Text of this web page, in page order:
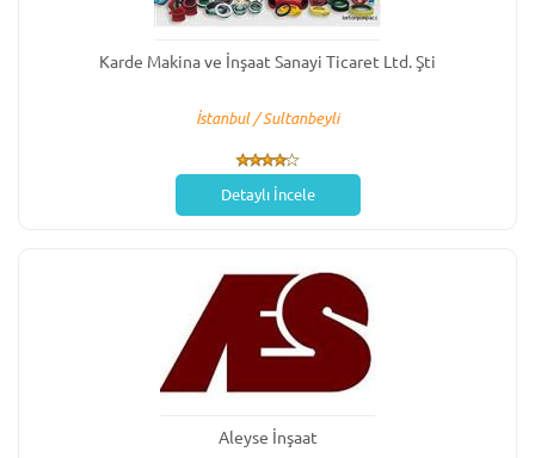
Karde Makina ve İnşaat Sanayi Ticaret Ltd. Şti
İstanbul / Sultanbeyli
Detaylı İncele
Aleyse İnşaat